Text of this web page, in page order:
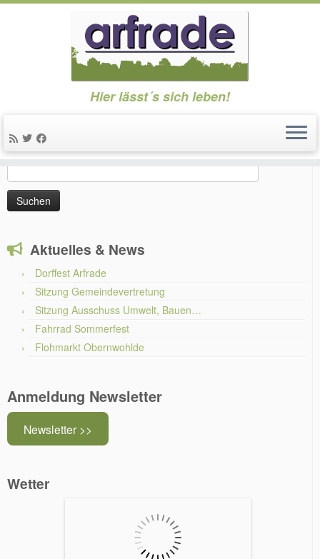
Hier lässt´s sich leben!
Aktuelles & News » News » Podiumsdiskussion – Politik
Suchen
Suchen
nach:
Aktuelles & News
Dorffest Arfrade
Sitzung Gemeindevertretung
Sitzung Ausschuss Umwelt, Bauen…
Fahrrad Sommerfest
Flohmarkt Obernwohlde
Anmeldung Newsletter
Newsletter >>
Wetter